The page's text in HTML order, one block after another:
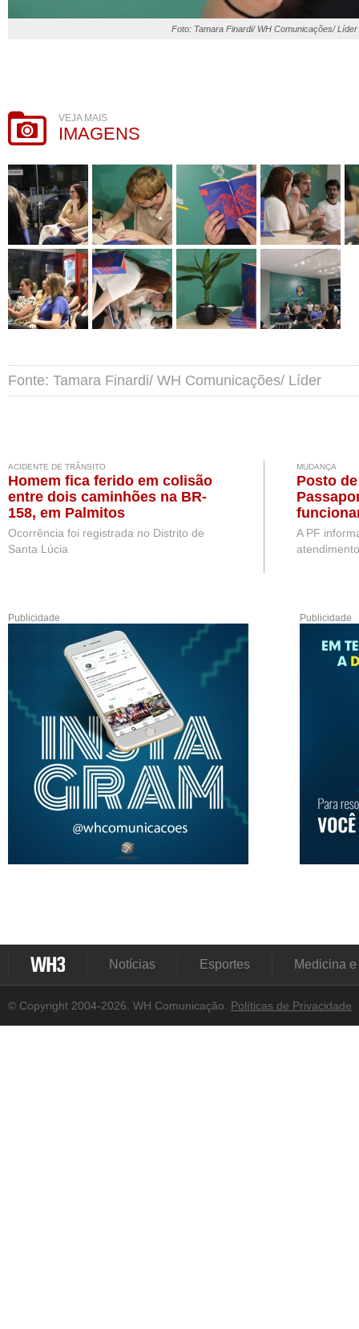
Foto: Tamara Finardi/ WH Comunicações/ Líder
VEJA MAIS
IMAGENS
Fonte: Tamara Finardi/ WH Comunicações/ Líder
ACIDENTE DE TRÂNSITO
Homem fica ferido em colisão
entre dois caminhões na BR-
158, em Palmitos
Ocorrência foi registrada no Distrito de
Santa Lúcia
MUDANÇA
Posto
partir de
A PF
Publicidade Publicidade
Notícias Esportes Medicina
© Copyright 2004-2026. WH Comunicação. Políticas de Privacidade